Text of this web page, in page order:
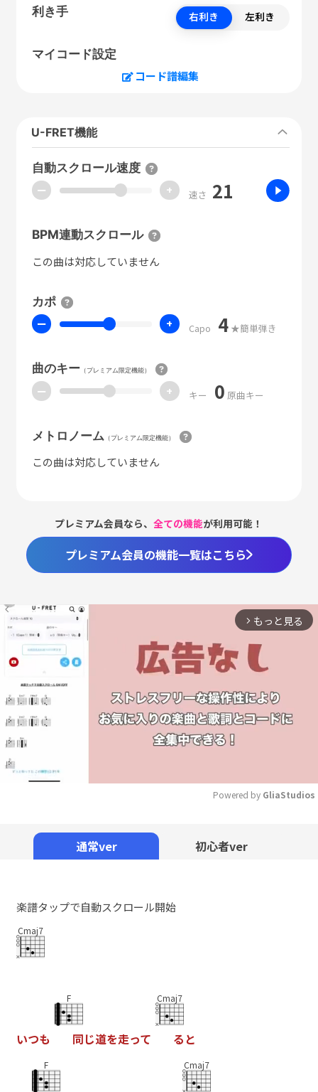
利き手 右利き 左利き
マイコード設定
コード譜編集
U-FRET機能
自動スクロール速度
ー + 速さ 21
BPM連動スクロール
この曲は対応していません
カポ
ー + Capo 4 ★簡単弾き
曲のキー（プレミアム限定機能）
ー + キー 0 原曲キー
メトロノーム （プレミアム限定機能）
この曲は対応していません
プレミアム会員なら、全ての機能が利用可能！
プレミアム会員の機能一覧はこちら
arrow_forward_ios もっと見る
Powered by GliaStudios
通常ver 初心者ver
楽譜タップで自動スクロール開始
Cmaj7
いつも
F
同じ道を走って
Cmaj7
る と
F Cmaj7